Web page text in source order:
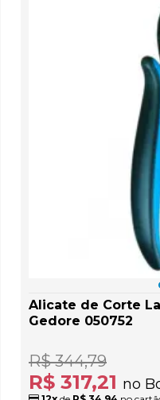
Alicate de Corte
Gedore 050752
R$ 317,21 no
R$ 344,79